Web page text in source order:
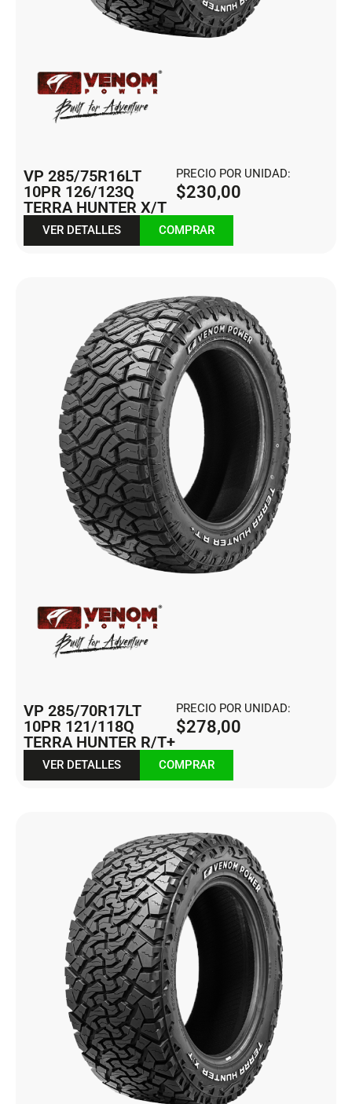
VP 285/75R16LT
10PR 126/123Q
TERRA HUNTER X/T
PRECIO POR UNIDAD:
$230,00
VER DETALLES COMPRAR
VP 285/70R17LT
10PR 121/118Q
TERRA HUNTER R/T+
PRECIO POR UNIDAD:
$278,00
VER DETALLES COMPRAR